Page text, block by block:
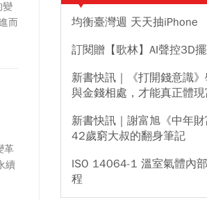
變
而
革
續
均衡臺灣週 天天抽iPhone
訂閱贈【歌林】AI聲控3D
新書快訊｜《打開錢意識
與金錢相處，才能真正體現
新書快訊｜謝富旭《中年財
42歲窮大叔的翻身筆記
ISO 14064-1 溫室氣體內
程